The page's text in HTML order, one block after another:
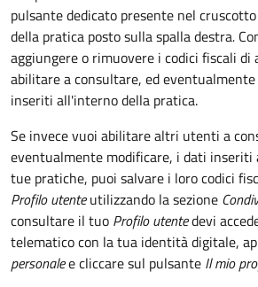
pulsante dedicato presente nel
della pratica posto sulla spalla destra.
aggiungere o rimuovere i codici fiscali
abilitare a consultare, ed
inseriti all'interno della pratica.
Se invece vuoi abilitare altri utenti a
eventualmente modificare, i dati
tue pratiche, puoi salvare i loro codici
Profilo utenteutilizzando la sezione
consultare il tuo Profilo utentedevi
telematico con la tua identità digitale,
personalee cliccare sul pulsante Il mio